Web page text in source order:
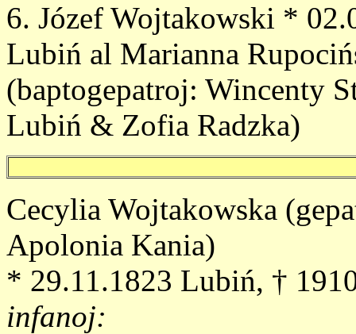
6. Józef Wojtakowski *
Lubiń al Marianna
(baptogepatroj: Wincenty
Lubiń & Zofia Radzka)
Cecylia Wojtakowska
Apolonia Kania)
* 29.11.1823 Lubiń, †
infanoj: